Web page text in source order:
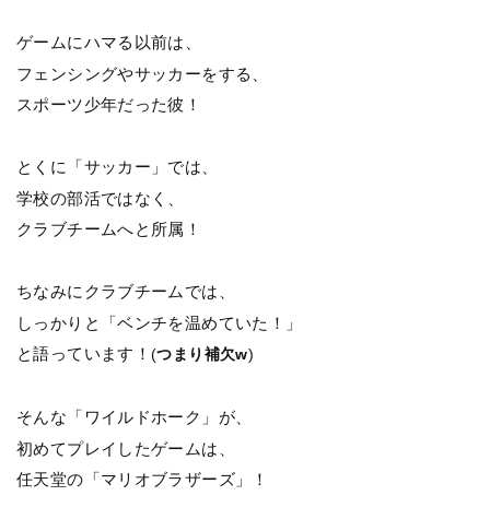
ゲームにハマる以前は、
フェンシングやサッカーをする、
スポーツ少年だった彼！
とくに「サッカー」では、
学校の部活ではなく、
クラブチームへと所属！
ちなみにクラブチームでは、
しっかりと「ベンチを温めていた！」
と語っています！(つまり補欠w)
そんな「ワイルドホーク」が、
初めてプレイしたゲームは、
任天堂の「マリオブラザーズ」！